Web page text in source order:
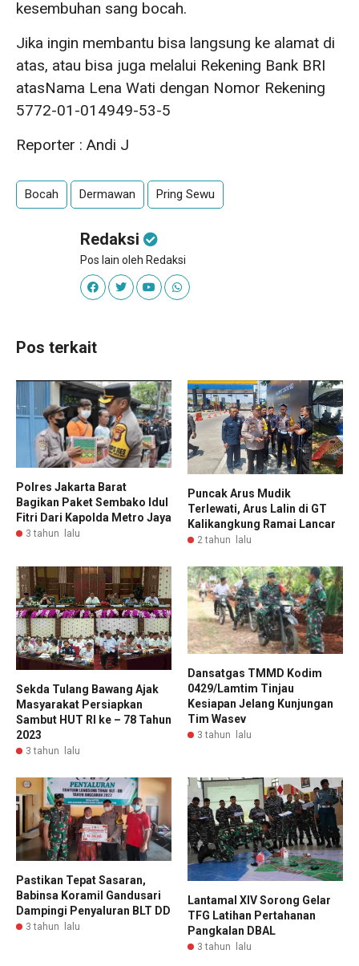
kesembuhan sang bocah.
Jika ingin membantu bisa langsung ke alamat di
atas, atau bisa juga melalui Rekening Bank BRI
atasNama Lena Wati dengan Nomor Rekening
5772-01-014949-53-5
Reporter : Andi J
Bocah Dermawan Pring Sewu
Redaksi
Pos lain oleh Redaksi
Pos terkait
Polres Jakarta Barat
Bagikan Paket Sembako Idul
Fitri Dari Kapolda Metro Jaya
3 tahun lalu
Puncak Arus Mudik
Terlewati, Arus Lalin di GT
Kalikangkung Ramai Lancar
2 tahun lalu
Sekda Tulang Bawang Ajak
Masyarakat Persiapkan
Sambut HUT RI ke – 78 Tahun
2023
3 tahun lalu
Dansatgas TMMD Kodim
0429/Lamtim Tinjau
Kesiapan Jelang Kunjungan
Tim Wasev
3 tahun lalu
Pastikan Tepat Sasaran,
Babinsa Koramil Gandusari
Dampingi Penyaluran BLT DD
3 tahun lalu
Lantamal XIV Sorong Gelar
TFG Latihan Pertahanan
Pangkalan DBAL
3 tahun lalu